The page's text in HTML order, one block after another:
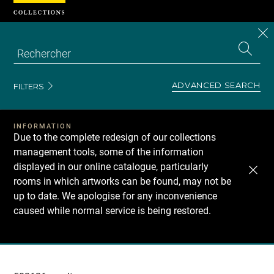
FILTERS ADVANCED SEARCH
INFORMATION
Due to the complete redesign of our collections
management tools, some of the information
displayed in our online catalogue, particularly
rooms in which artworks can be found, may not be
up to date. We apologise for any inconvenience
caused while normal service is being restored.
Recherche
Cookies management panel